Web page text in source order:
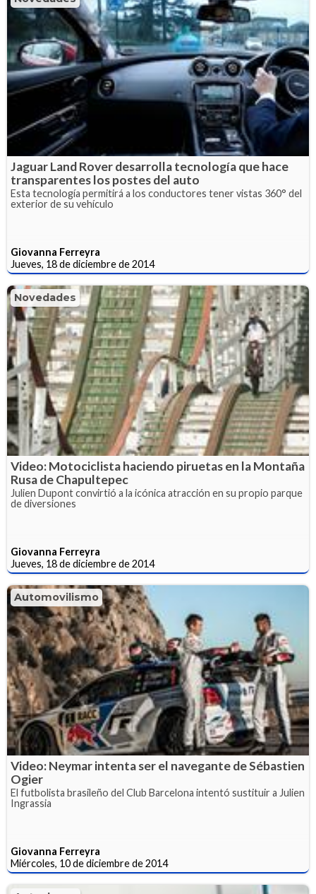
Jaguar Land Rover desarrolla tecnología que hace
transparentes los postes del auto
Esta tecnología permitirá a los conductores tener vistas 360° del
exterior de su vehículo
Giovanna Ferreyra
Jueves, 18 de diciembre de 2014
Novedades
Video: Motociclista haciendo piruetas en la Montaña
Rusa de Chapultepec
Julien Dupont convirtió a la icónica atracción en su propio parque
de diversiones
Giovanna Ferreyra
Jueves, 18 de diciembre de 2014
Automovilismo
Video: Neymar intenta ser el navegante de Sébastien
Ogier
El futbolista brasileño del Club Barcelona intentó sustituir a Julien
Ingrassia
Giovanna Ferreyra
Miércoles, 10 de diciembre de 2014